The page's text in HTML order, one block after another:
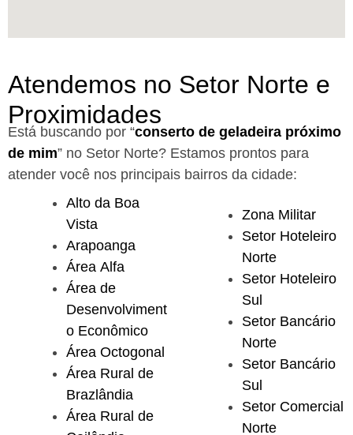
Atendemos no Setor Norte e
Proximidades
Está buscando por “conserto de geladeira próximo
de mim” no Setor Norte? Estamos prontos para
atender você nos principais bairros da cidade:
Alto da Boa
Vista
Arapoanga
Área Alfa
Área de
Desenvolviment
o Econômico
Área Octogonal
Área Rural de
Brazlândia
Área Rural de
Zona Militar
Setor Hoteleiro
Norte
Setor Hoteleiro
Sul
Setor Bancário
Norte
Setor Bancário
Sul
Setor Comercial
Norte